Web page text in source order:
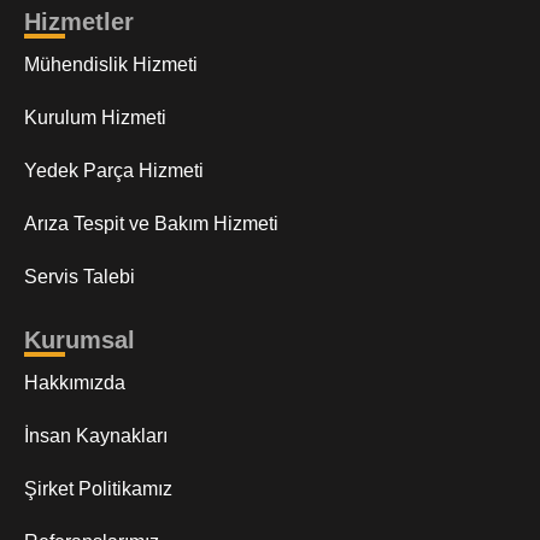
Hizmetler
Mühendislik Hizmeti
Kurulum Hizmeti
Yedek Parça Hizmeti
Arıza Tespit ve Bakım Hizmeti
Servis Talebi
Kurumsal
Hakkımızda
İnsan Kaynakları
Şirket Politikamız